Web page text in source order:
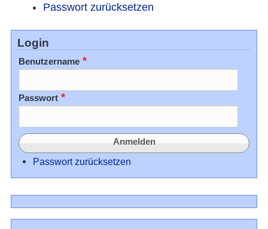
Passwort zurücksetzen
Login
Benutzername
Passwort
Passwort zurücksetzen